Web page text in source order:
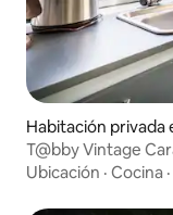
Habitación privada
T@bby Vintage
Ubicación · Cocina ·